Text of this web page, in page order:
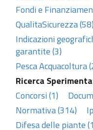
Fondi e
QualitaSicurezza (58)
Indicazioni
garantite (3)
Pesca Acquacoltura
Ricerca
Concorsi (1)
Normativa (314)
Difesa delle piante